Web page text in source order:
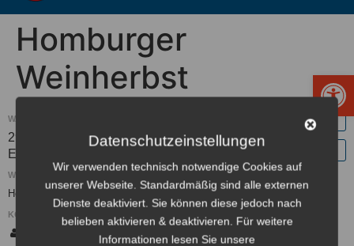
Homburger
Weinherbst
WANN:
29. Oktober 2021 – 31. Oktober 2021 ganztägig
Europe/Berlin Zeitzone
WO:
Homburg Winzerkeller
KONTAKT:
Winzerkeller Homburg am Main
Datenschutzeinstellungen
Wir verwenden technisch notwendige Cookies auf
unserer Webseite. Standardmäßig sind alle externen
Dienste deaktiviert. Sie können diese jedoch nach
belieben aktivieren & deaktivieren. Für weitere
Informationen lesen Sie unsere